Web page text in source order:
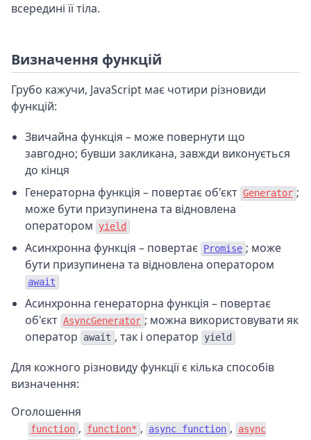
всередині її тіла.
Визначення функцій
Грубо кажучи, JavaScript має чотири різновиди
функцій:
Звичайна функція – може повернути що
завгодно; бувши закликана, завжди виконується
до кінця
Генераторна функція – повертає об'єкт Generator ;
може бути призупинена та відновлена
оператором
yield
Асинхронна функція – повертає Promise ; може
бути призупинена та відновлена оператором
await
Асинхронна генераторна функція – повертає
об'єкт AsyncGenerator ; можна використовувати як
оператор
await , так і оператор yield
Для кожного різновиду функції є кілька способів
визначення:
Оголошення
function , function* , async function , async